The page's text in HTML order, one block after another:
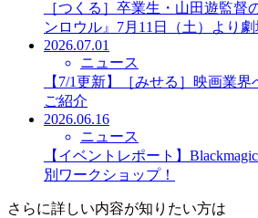
［つくる］卒業生・山田遊監督
ンロウル』7月11日（土）より劇
2026.07.01
ニュース
【7/1更新】［みせる］映画業
ご紹介
2026.06.16
ニュース
【イベントレポート】
別ワークショップ！
さらに詳しい内容が知りたい方は